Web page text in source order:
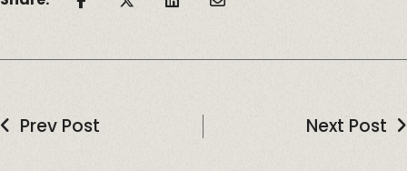
Prev Post Next Post